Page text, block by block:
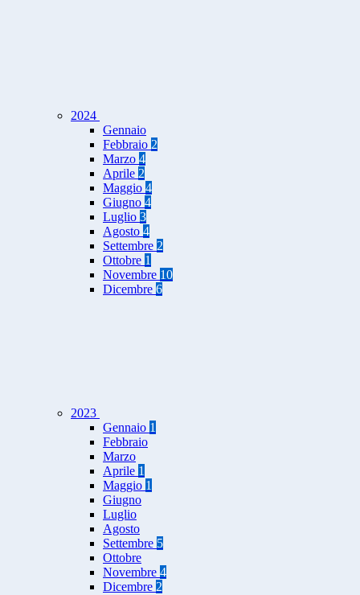
2024
Gennaio
Febbraio 2
Marzo 4
Aprile 2
Maggio 4
Giugno 4
Luglio 3
Agosto 4
Settembre 2
Ottobre 1
Novembre 10
Dicembre 6
2023
Gennaio 1
Febbraio
Marzo
Aprile 1
Maggio 1
Giugno
Luglio
Agosto
Settembre 5
Ottobre
Novembre 4
Dicembre 2